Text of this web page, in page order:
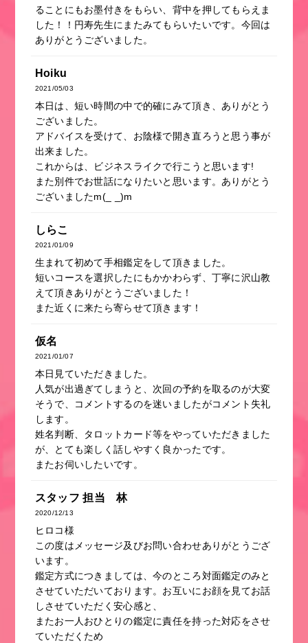
ることにもお墨付きをもらい、背中を押してもらえま
した！！円寿先生にまたみてもらいたいです。今回は
ありがとうございました。
Hoiku
2021/05/03
本日は、短い時間の中で的確にみて頂き、ありがとう
ございました。
アドバイスを受けて、お陰様で開き直ろうと思う事が
出来ました。
これからは、ビジネスライクで行こうと思います!
また別件でお世話になりたいと思います。ありがとう
ございましたm(_ _)m
しらこ
2021/01/09
生まれて初めて手相鑑定をして頂きました。
短いコースを選択したにもかかわらず、丁寧に沢山教
えて頂きありがとうございました！
また近くに来たら寄らせて頂きます！
仮名
2021/01/07
本日見ていただきました。
人気が出過ぎてしまうと、次回の予約を取るのが大変
そうで、コメントするのを迷いましたがコメント失礼
します。
姓名判断、タロットカード等をやっていただきました
が、とても楽しく話しやすく良かったです。
またお伺いしたいです。
スタッフ 担当 林
2020/12/13
ヒロコ様
この度はメッセージ及びお問い合わせありがとうござ
います。
鑑定方式につきましては、今のところ対面鑑定のみと
させていただいております。お互いにお顔を見てお話
しさせていただく安心感と、
またお一人おひとりの鑑定に責任を持った対応をさせ
ていただくため